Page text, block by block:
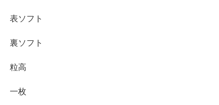
表ソフト
裏ソフト
粒高
一枚